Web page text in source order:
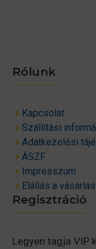
Rólunk
Kapcsolat
Szállítási
Adatkezelési
ÁSZF
Impresszum
Elállás a
Regisztráció
Legyen tagja VIP